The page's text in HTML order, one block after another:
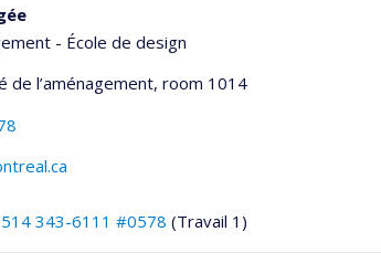
- École de design
de l’aménagement, room 1014
514 343-6111 #0578 (Travail 1)